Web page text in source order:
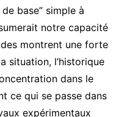
de base” simple à
notre capacité
montrent une forte
situation, l’historique
dans le
ce qui se passe dans
expérimentaux